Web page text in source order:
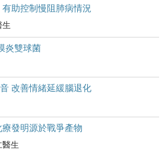
助控制慢阻肺病情況
生
炎雙球菌
改善情緒延緩腦退化
發明源於戰爭產物
醫生